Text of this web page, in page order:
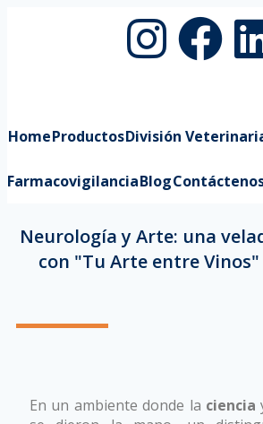
HomeProductosDivisión
FarmacovigilanciaBlog
Neurología y Arte: una
con "Tu Arte entre Vinos"
Valencia
En un ambiente donde la ciencia